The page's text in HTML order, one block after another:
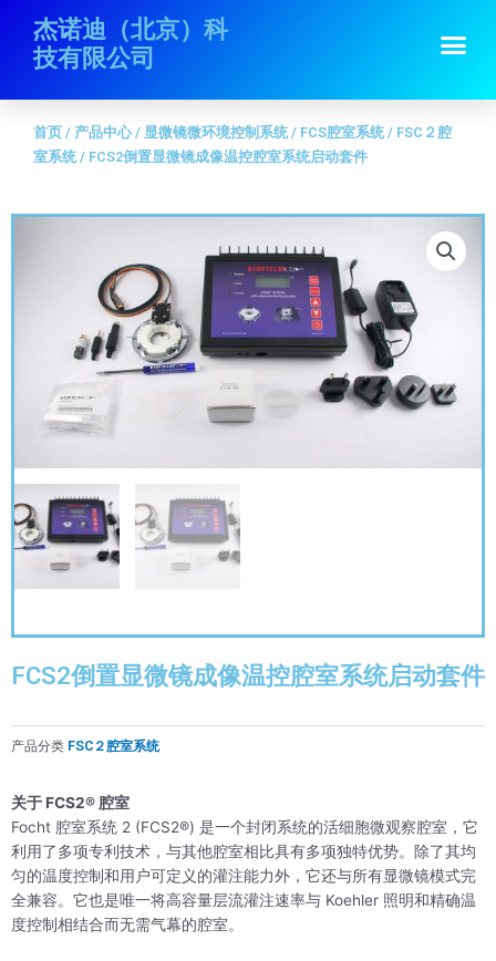
杰诺迪（北京）科
技有限公司
首页/产品中心 显微镜微环境控制系统
/ FCS2倒置显微镜成像温控腔室系统启动套件
首页 / 产品中心/ 显微镜微环境控制系统 / FCS腔室系统 / FSC２腔
室系统 / FCS2倒置显微镜成像温控腔室系统启动套件
FCS2倒置显微镜成像温控腔室系统启动套件
产品分类 FSC２腔室系统
关于 FCS2® 腔室
Focht 腔室系统 2 (FCS2®) 是一个封闭系统的活细胞微观察腔室，它
利用了多项专利技术，与其他腔室相比具有多项独特优势。除了其均
匀的温度控制和用户可定义的灌注能力外，它还与所有显微镜模式完
全兼容。它也是唯一将高容量层流灌注速率与 Koehler 照明和精确温
度控制相结合而无需气幕的腔室。